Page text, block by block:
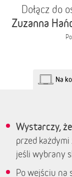
Dołącz do
Zuzanna
Na
Wystarczy,
przed
jeśli wybrany
Po wejściu